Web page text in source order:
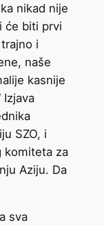
nikad nije
će biti prvi
i
naše
kasnije
Izjava
SZO, i
komiteta za
Aziju. Da
sva